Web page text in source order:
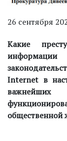
26 сентября
Какие
Internet в
важнейших
общественной